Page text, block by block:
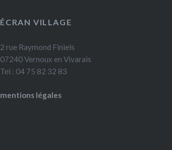
ÉCRAN VILLAGE
2 rue Raymond Finiels
07240 Vernoux en Vivarais
Tel : 04 75 82 32 83
mentions légales